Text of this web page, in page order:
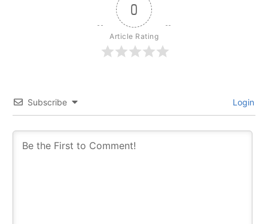
0
Article Rating
Subscribe Login